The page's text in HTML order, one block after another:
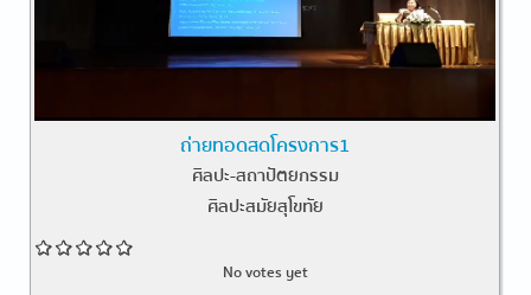
ถ่ายทอดสดโครงการ1
ศิลปะ-สถาปัตยกรรม
ศิลปะสมัยสุโขทัย
No votes yet